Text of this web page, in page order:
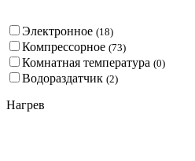
Электронное (18)
Компрессорное (73)
Комнатная температура (0)
Водораздатчик (2)
Нагрев